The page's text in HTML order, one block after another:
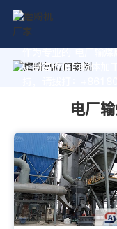
作为专业的 电厂输
定制高价值的粉体加
电厂